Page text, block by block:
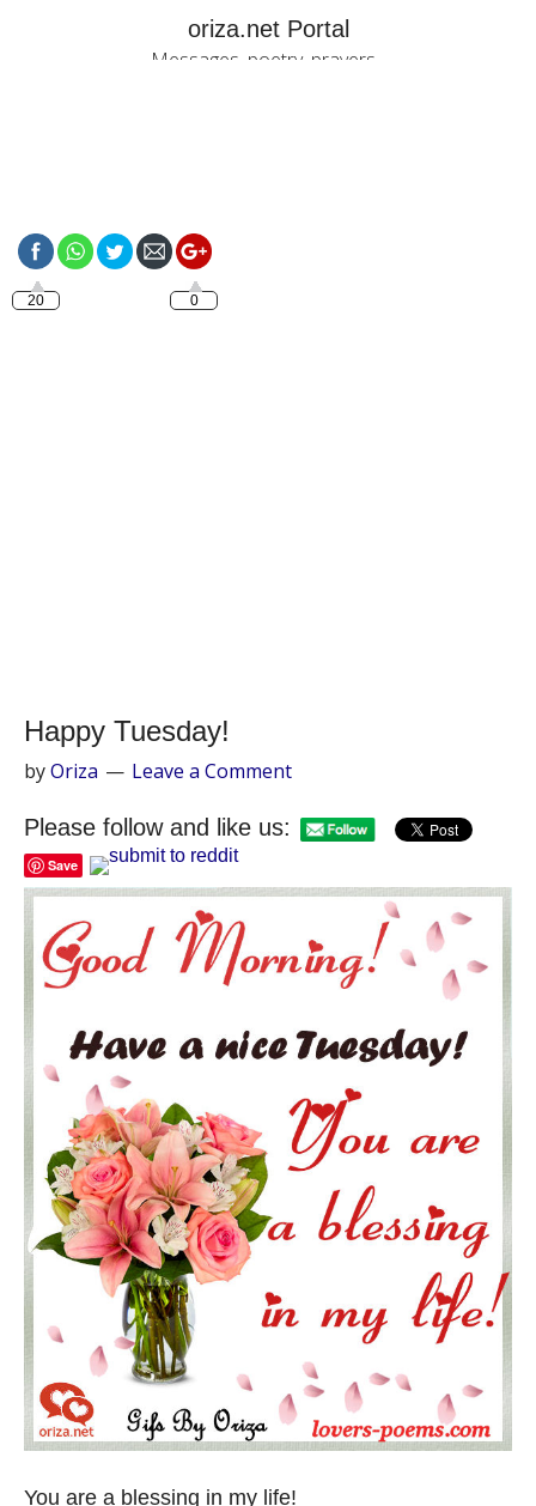
oriza.net Portal
Messages, poetry, prayers...
Happy Tuesday!
byOriza Leave a Comment
Please follow and like us:
Save
You are a blessing in my life!
20 0